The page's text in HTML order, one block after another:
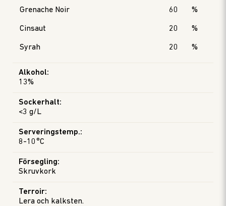
Grenache Noir
60 %
Cinsaut 20 %
Syrah 20 %
Alkohol:
13%
Sockerhalt:
<3 g/L
Serveringstemp.:
8-10°C
Försegling:
Skruvkork
Terroir:
Lera och kalksten.